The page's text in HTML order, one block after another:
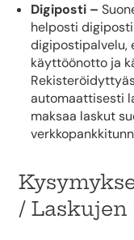
Digiposti –
helposti
digipostipalvelu,
käyttöönotto ja
automaattisesti
maksaa laskut
/